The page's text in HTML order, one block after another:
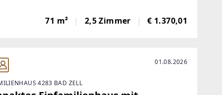
gelegen, genießen Sie die Nähe zum
sowie zu weitläufigen Spazier- und
71 m² 2,5 Zimmer € 1.370,01
01.08.2026
4283 BAD ZELL